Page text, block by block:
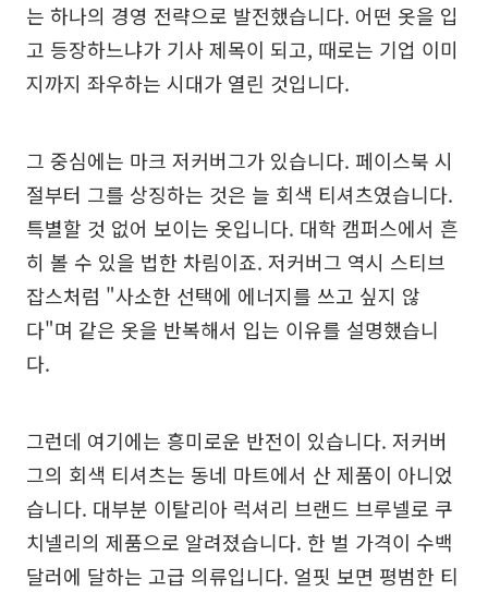
는 하나의 경영 전략으로 발전했습니다. 어떤 옷을 입
고 등장하느냐가 기사 제목이 되고, 때로는 기업 이미
지까지 좌우하는 시대가 열린 것입니다.
그 중심에는 마크 저커버그가 있습니다. 페이스북 시
절부터 그를 상징하는 것은 늘 회색 티셔츠였습니다.
특별할 것 없어 보이는 옷입니다. 대학 캠퍼스에서 흔
히 볼 수 있을 법한 차림이죠. 저커버그 역시 스티브
잡스처럼 "사소한 선택에 에너지를 쓰고 싶지 않
다"며 같은 옷을 반복해서 입는 이유를 설명했습니
다.
그런데 여기에는 흥미로운 반전이 있습니다. 저커버
그의 회색 티셔츠는 동네 마트에서 산 제품이 아니었
습니다. 대부분 이탈리아 럭셔리 브랜드 브루넬로 쿠
치넬리의 제품으로 알려졌습니다. 한 벌 가격이 수백
달러에 달하는 고급 의류입니다. 얼핏 보면 평범한 티